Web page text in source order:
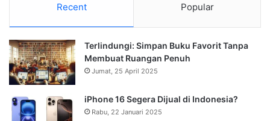
Recent Popular
Terlindungi: Simpan Buku Favorit Tanpa
Membuat Ruangan Penuh
Jumat, 25 April 2025
iPhone 16 Segera Dijual di Indonesia?
Rabu, 22 Januari 2025